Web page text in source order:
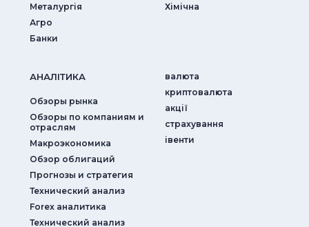
Металургія
Агро
Банки
Хімічна
АНАЛIТИКА
Обзоры рынка
Обзоры по компаниям и
отраслям
Макроэкономика
Обзор облигаций
Прогнозы и стратегия
Технический анализ
Forex аналитика
Технический анализ
валюта
криптовалюта
акції
страхування
iвенти